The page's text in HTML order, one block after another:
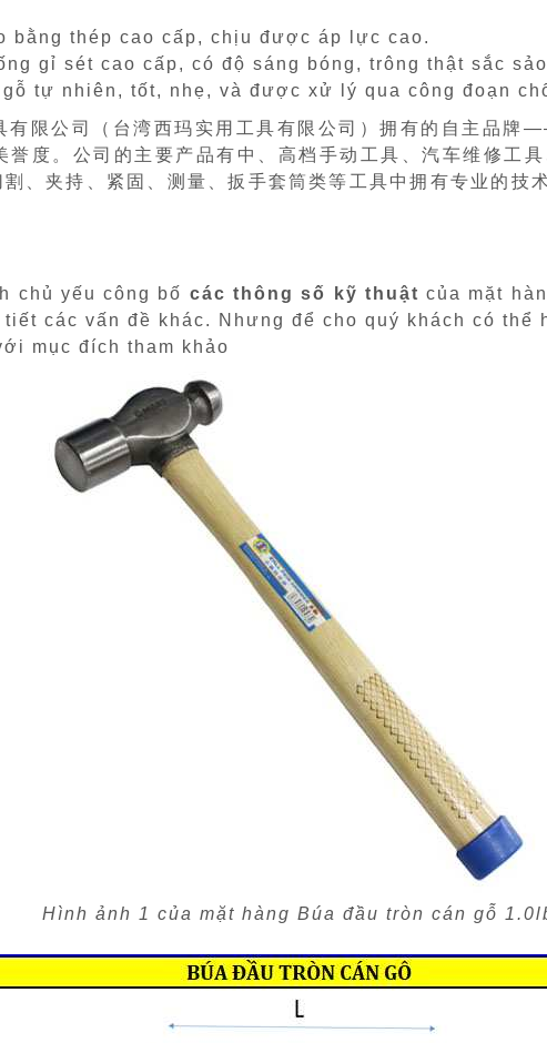
bằng thép cao cấp, chịu được áp lực cao.
gỉ sét cao cấp, có độ sáng bóng, trông thật sắc
tự nhiên, tốt, nhẹ, và được xử lý qua công đoạn
有限公司（台湾西玛实用工具有限公司）拥有的自主品
度。公司的主要产品有中、高档手动工具、汽车维修工
、夹持、紧固、测量、扳手套筒类等工具中拥有专业的技
chủ yếu công bố các thông số kỹ thuật của mặt
các vấn đề khác. Nhưng để cho quý khách có thể
mục đích tham khảo
Hình ảnh 1 của mặt hàng Búa đầu tròn cán gỗ